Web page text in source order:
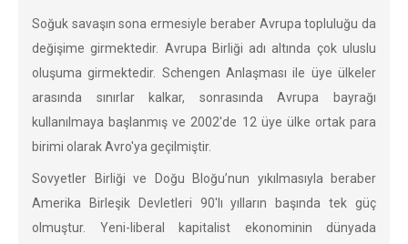
Soğuk savaşın sona ermesiyle beraber Avrupa topluluğu da
değişime girmektedir. Avrupa Birliği adı altında çok uluslu
oluşuma girmektedir. Schengen Anlaşması ile üye ülkeler
arasında sınırlar kalkar, sonrasında Avrupa bayrağı
kullanılmaya başlanmış ve 2002'de 12 üye ülke ortak para
birimi olarak Avro'ya geçilmiştir.
Sovyetler Birliği ve Doğu Bloğu’nun yıkılmasıyla beraber
Amerika Birleşik Devletleri 90'lı yılların başında tek güç
olmuştur. Yeni-liberal kapitalist ekonominin dünyada